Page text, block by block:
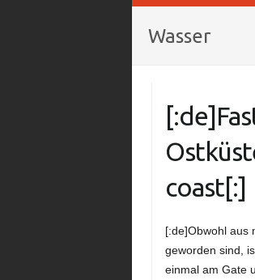
Wasser
coast[:]
[:de]Obwohl aus
geworden sind,
einmal am Gate